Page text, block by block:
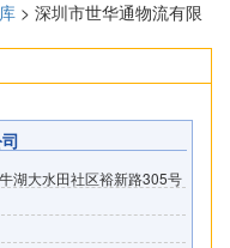
> 深圳市世华通物流有限
湖大水田社区裕新路305号